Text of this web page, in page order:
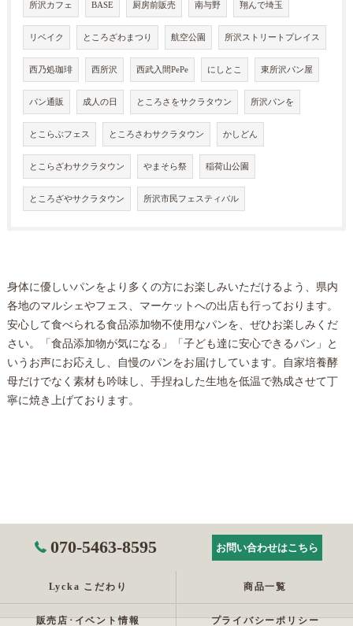
所沢カフェ BASE 厨房前販売 南与野 翔んで埼玉
リベイク ところざわまつり 航空公園 所沢ストリートプレイス
西乃処珈琲 西所沢 西武入間PePe にしとこ 東所沢パン屋
パン通販 成人の日 ところさをサクラタウン 所沢パンを
とこらぶフェス ところさわサクラタウン かしどん
とこらざわサクラタウン やまそら祭 稲荷山公園
ところざやサクラタウン 所沢市民フェスティバル
身体に優しいパンをより多くの方にお楽しみいただけるよう、県内
各地のマルシェやフェス、マーケットへの出店も行っております。
安心して食べられる食品添加物不使用なパンを、ぜひお楽しみくだ
さい。「食品添加物が気になる」「子ども達に安心できるパン」と
いうお声にお応えし、自慢のパンをお届けしています。自家培養酵
母だけでなく素材も吟味し、手捏ねした生地を低温で熟成させて丁
寧に焼き上げております。
070-5463-8595 お問い合わせはこちら
Lycka こだわり 商品一覧
販売店･イベント情報 プライバシーポリシー